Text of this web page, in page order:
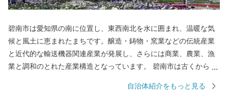
碧南市は愛知県の南に位置し、東西南北を水に囲まれ、温暖な気
候と風土に恵まれたまちです。醸造・鋳物・窯業などの伝統産業
と近代的な輸送機器関連産業が発展し、さらには商業、農業、漁
業と調和のとれた産業構造となっています。 碧南市は古くから
自治体紹介をもっと見る